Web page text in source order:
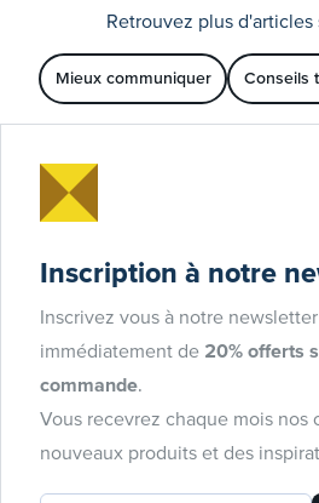
Retrouvez plus
Mieux communiquer Conseils
Inscription à notre
Inscrivez vous à notre
immédiatement de 20% offerts
commande
Vous recevrez chaque mois nos
nouveaux produits et des